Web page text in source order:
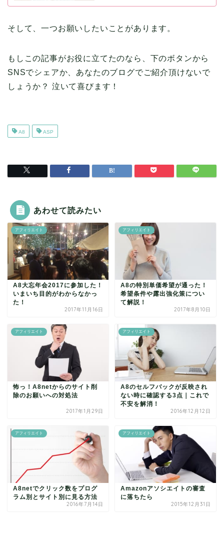
そして、一つお願いしたいことがあります。
もしこの記事がお役に立てたのなら、下のボタンから
SNSでシェアか、あなたのブログでご紹介頂けないで
しょうか？ 泣いて喜びます！
A8 ASP
あわせて読みたい
アフィリエイト
A8大忘年会2017に参加した！
いまいち目的がわからなかっ
た！
2017年11月16日
アフィリエイト
A8の特別単価希望が通った！
希望条件や露出強化策につい
て解説！
2017年8月10日
アフィリエイト
怖っ！A8netからのサイト削
除のお願いへの対処法
2017年1月29日
アフィリエイト
A8のセルフバックが反映され
ない時に確認する3点｜これで
不安を解消！
2016年12月12日
アフィリエイト
A8netでクリック数をプログ
ラム別とサイト別に見る方法
2016年7月14日
アフィリエイト
Amazonアソシエイトの審査
に落ちたら
2015年12月31日